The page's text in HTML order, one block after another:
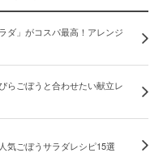
ダ」がコスパ最高！アレンジ
らごぼうと合わせたい献立レ
気ごぼうサラダレシピ15選